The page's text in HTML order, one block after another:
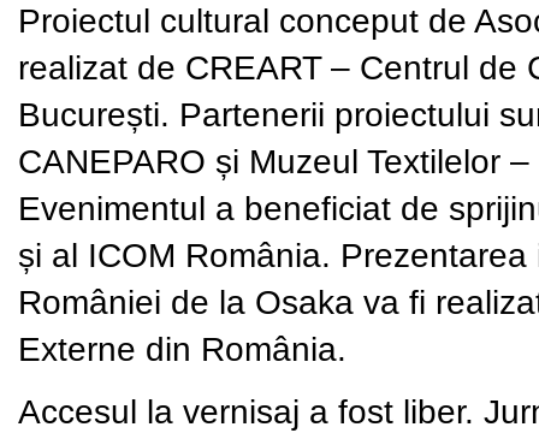
Proiectul cultural conceput de
realizat de CREART– Centrul de
București. Partenerii proiectului
CANEPARO și Muzeul Textilelor –
Evenimentul a beneficiat de
și al ICOM România.
României de la Osaka va fi
Externe din România.
Accesul la vernisaj a fost liber.